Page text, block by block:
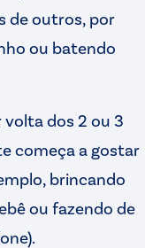
de outros, por
ou batendo
volta dos 2 ou 3
começa a gostar
brincando
ou fazendo de